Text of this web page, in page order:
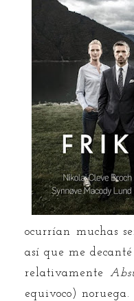
ocurrían muchas
así que me
relativamente
equivoco) noruega.